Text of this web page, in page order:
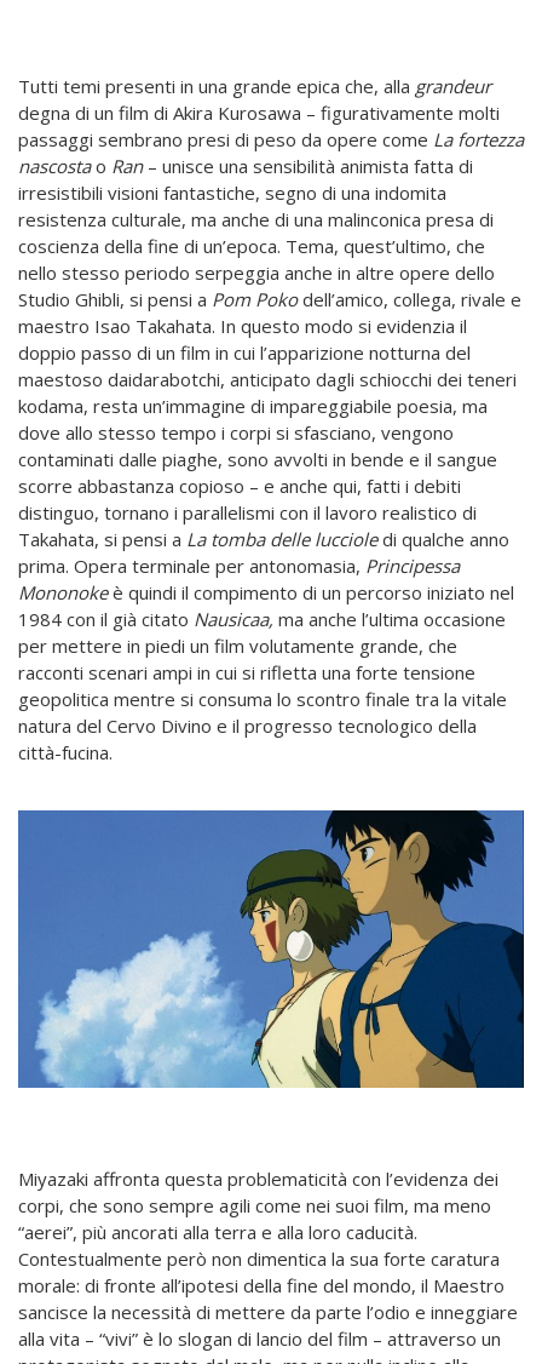
Tutti temi presenti in una grande epica che, alla grandeur
degna di un film di Akira Kurosawa – figurativamente molti
passaggi sembrano presi di peso da opere come La fortezza
nascostao Ran– unisce una sensibilità animista fatta di
irresistibili visioni fantastiche, segno di una indomita
resistenza culturale, ma anche di una malinconica presa di
coscienza della fine di un’epoca. Tema, quest’ultimo, che
nello stesso periodo serpeggia anche in altre opere dello
Studio Ghibli, si pensi a Pom Pokodell’amico, collega, rivale e
maestro Isao Takahata. In questo modo si evidenzia il
doppio passo di un film in cui l’apparizione notturna del
maestoso daidarabotchi, anticipato dagli schiocchi dei teneri
kodama, resta un’immagine di impareggiabile poesia, ma
dove allo stesso tempo i corpi si sfasciano, vengono
contaminati dalle piaghe, sono avvolti in bende e il sangue
scorre abbastanza copioso – e anche qui, fatti i debiti
distinguo, tornano i parallelismi con il lavoro realistico di
Takahata, si pensi a La tomba delle luccioledi qualche anno
prima. Opera terminale per antonomasia, Principessa
Mononokeè quindi il compimento di un percorso iniziato nel
1984 con il già citato Nausicaa, ma anche l’ultima occasione
per mettere in piedi un film volutamente grande, che
racconti scenari ampi in cui si rifletta una forte tensione
geopolitica mentre si consuma lo scontro finale tra la vitale
natura del Cervo Divino e il progresso tecnologico della
città-fucina.
Miyazaki affronta questa problematicità con l’evidenza dei
corpi, che sono sempre agili come nei suoi film, ma meno
“aerei”, più ancorati alla terra e alla loro caducità.
Contestualmente però non dimentica la sua forte caratura
morale: di fronte all’ipotesi della fine del mondo, il Maestro
sancisce la necessità di mettere da parte l’odio e inneggiare
alla vita – “vivi” è lo slogan di lancio del film – attraverso un